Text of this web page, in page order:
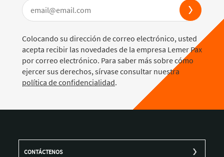
Colocando su dirección de correo electrónico, usted
acepta recibir las novedades de la empresa Lemer Pax
por correo electrónico. Para saber más sobre cómo
ejercer sus derechos, sírvase consultar nuestra
política de confidencialidad.
CONTÁCTENOS